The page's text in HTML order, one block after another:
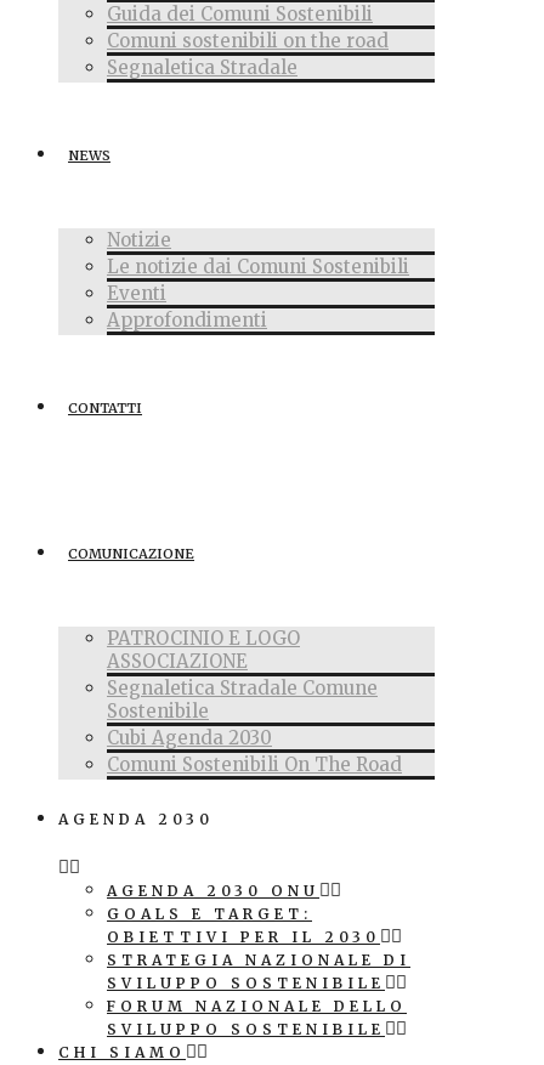
Guida dei Comuni Sostenibili
Comuni sostenibili on the road
Segnaletica Stradale
NEWS
Notizie
Le notizie dai Comuni Sostenibili
Eventi
Approfondimenti
CONTATTI
COMUNICAZIONE
PATROCINIO E LOGO
ASSOCIAZIONE
Segnaletica Stradale Comune
Sostenibile
Cubi Agenda 2030
Comuni Sostenibili On The Road
AGENDA 2030
AGENDA 2030 ONU
GOALS E TARGET:
OBIETTIVI PER IL 2030
STRATEGIA NAZIONALE DI
SVILUPPO SOSTENIBILE
FORUM NAZIONALE DELLO
SVILUPPO SOSTENIBILE
CHI SIAMO